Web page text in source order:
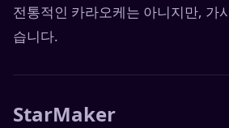
전통적인 카라오케는 아니지만, 가
습니다.
StarMaker